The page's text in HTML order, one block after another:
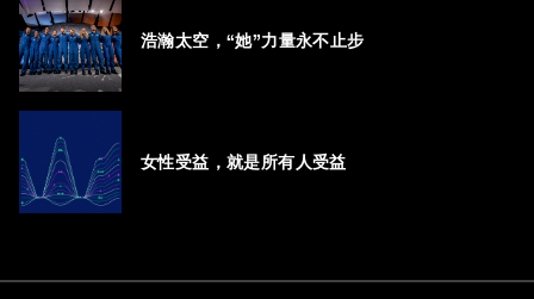
浩瀚太空，“她”力量永不止步
女性受益，就是所有人受益